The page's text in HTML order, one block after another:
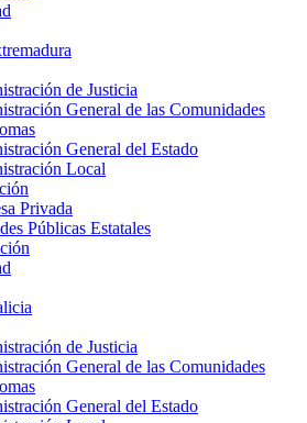
de Justicia
General de las Comunidades
General del Estado
Local
Privada
Públicas Estatales
de Justicia
General de las Comunidades
General del Estado